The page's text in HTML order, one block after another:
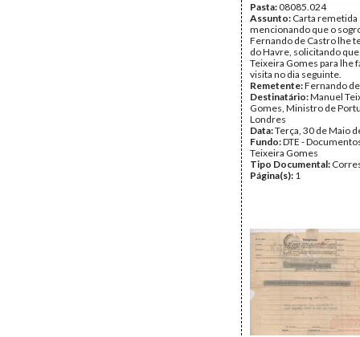
Pasta:08085.024
Assunto: Carta remetida
mencionando que o
Fernando de Castro lhe
do Havre, solicitando
Teixeira Gomes para lhe
visita no dia seguinte.
Remetente:Fernando
Destinatário:Manuel
Gomes, Ministro de
Londres
Data:Terça, 30 de Maio
Fundo:DTE -
Teixeira Gomes
Tipo Documental:
Página(s): 1